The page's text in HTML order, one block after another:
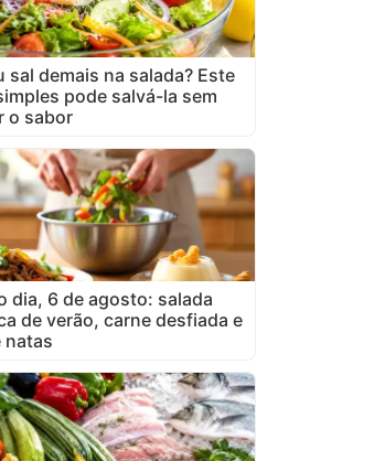
sal demais na salada? Este
pode salvá-la sem
o sabor
dia, 6 de agosto: salada
de verão, carne desfiada e
natas